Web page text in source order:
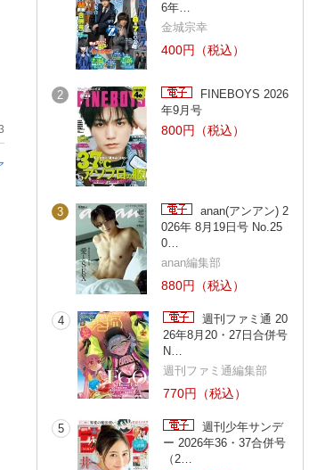
2021003 2021004
6年…
金城宗幸
400円（税込）
2
FINEBOYS 2026
年9月号
800円（税込）
3
anan(アンアン) 2
026年 8月19日号 No.25
0…
anan編集部
880円（税込）
4
週刊ファミ通 20
26年8月20・27日合併号
N…
週刊ファミ通編集部
770円（税込）
5
週刊少年サンデ
ー 2026年36・37合併号
（2…